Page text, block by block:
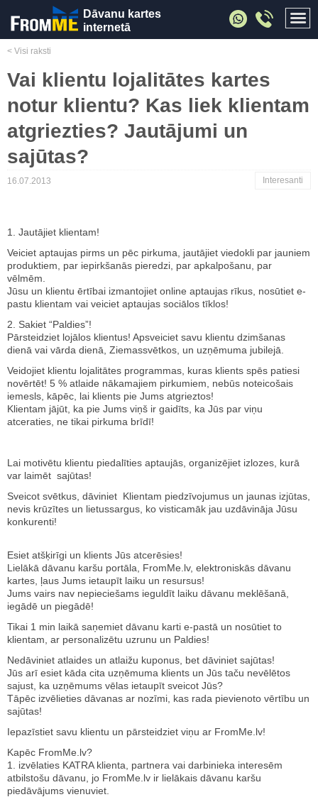
Dāvanu kartes
internetā
< Visi raksti
Vai klientu lojalitātes kartes
notur klientu? Kas liek klientam
atgriezties? Jautājumi un
sajūtas?
16.07.2013 Interesanti
1. Jautājiet klientam!
Veiciet aptaujas pirms un pēc pirkuma, jautājiet viedokli par jauniem
produktiem, par iepirkšanās pieredzi, par apkalpošanu, par
vēlmēm.
Jūsu un klientu ērtībai izmantojiet online aptaujas rīkus, nosūtiet e-
pastu klientam vai veiciet aptaujas sociālos tīklos!
2. Sakiet “Paldies”!
Pārsteidziet lojālos klientus! Apsveiciet savu klientu dzimšanas
dienā vai vārda dienā, Ziemassvētkos, un uzņēmuma jubilejā.
Veidojiet klientu lojalitātes programmas, kuras klients spēs patiesi
novērtēt! 5 % atlaide nākamajiem pirkumiem, nebūs noteicošais
iemesls, kāpēc, lai klients pie Jums atgrieztos!
Klientam jājūt, ka pie Jums viņš ir gaidīts, ka Jūs par viņu
atceraties, ne tikai pirkuma brīdī!
Lai motivētu klientu piedalīties aptaujās, organizējiet izlozes, kurā
var laimēt sajūtas!
Sveicot svētkus, dāviniet Klientam piedzīvojumus un jaunas izjūtas,
nevis krūzītes un lietussargus, ko visticamāk jau uzdāvināja Jūsu
konkurenti!
Esiet atšķirīgi un klients Jūs atcerēsies!
Lielākā dāvanu karšu portāla, FromMe.lv, elektroniskās dāvanu
kartes, ļaus Jums ietaupīt laiku un resursus!
Jums vairs nav nepieciešams ieguldīt laiku dāvanu meklēšanā,
iegādē un piegādē!
Tikai 1 min laikā saņemiet dāvanu karti e-pastā un nosūtiet to
klientam, ar personalizētu uzrunu un Paldies!
Nedāviniet atlaides un atlaižu kuponus, bet dāviniet sajūtas!
Jūs arī esiet kāda cita uzņēmuma klients un Jūs taču nevēlētos
sajust, ka uzņēmums vēlas ietaupīt sveicot Jūs?
Tāpēc izvēlieties dāvanas ar nozīmi, kas rada pievienoto vērtību un
sajūtas!
Iepazīstiet savu klientu un pārsteidziet viņu ar FromMe.lv!
Kapēc FromMe.lv?
1. izvēlaties KATRA klienta, partnera vai darbinieka interesēm
atbilstošu dāvanu, jo FromMe.lv ir lielākais dāvanu karšu
piedāvājums vienuviet.